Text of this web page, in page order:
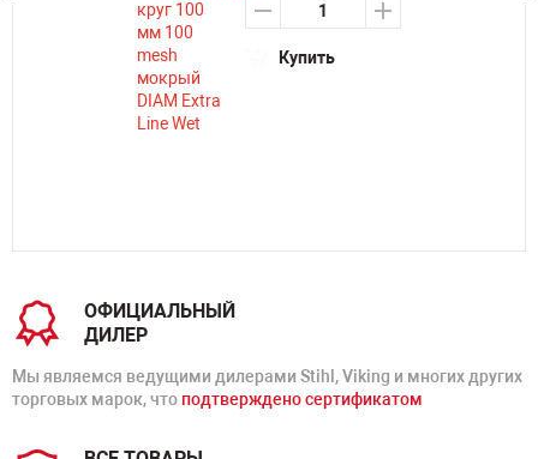
Купить
ОФИЦИАЛЬНЫЙ
ДИЛЕР
Мы являемся ведущими дилерами Stihl, Viking и многих других
торговых марок, что подтверждено сертификатом